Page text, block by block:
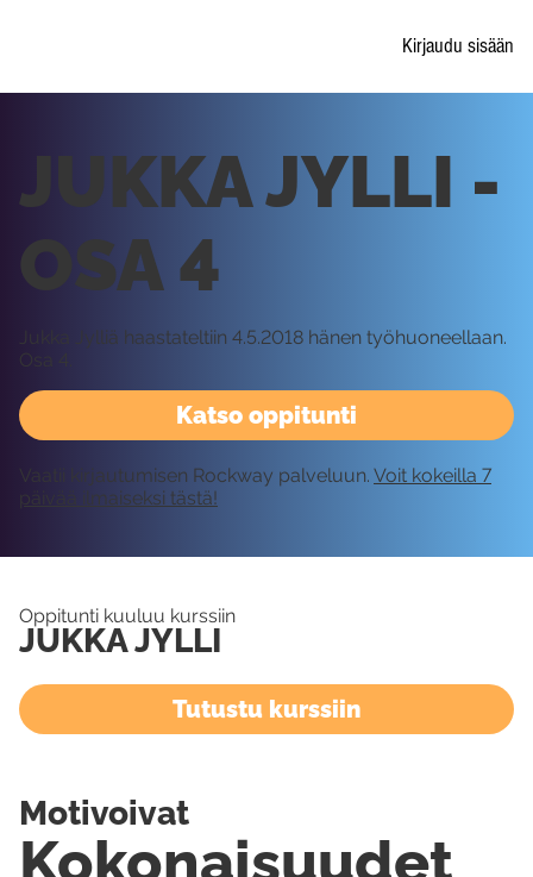
Kirjaudu sisään
Katso oppitunti
JUKKA JYLLI -
OSA 4
Jukka Jylliä haastateltiin 4.5.2018 hänen työhuoneellaan.
Osa 4.
Vaatii kirjautumisen Rockway palveluun. Voit kokeilla 7
päivää ilmaiseksi tästä!
Oppitunti kuuluu kurssiin
JUKKA JYLLI
Tutustu kurssiin
Kokonaisuudet
Motivoivat